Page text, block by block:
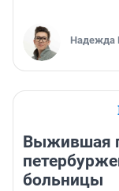
Надежда
Выжившая
больницы